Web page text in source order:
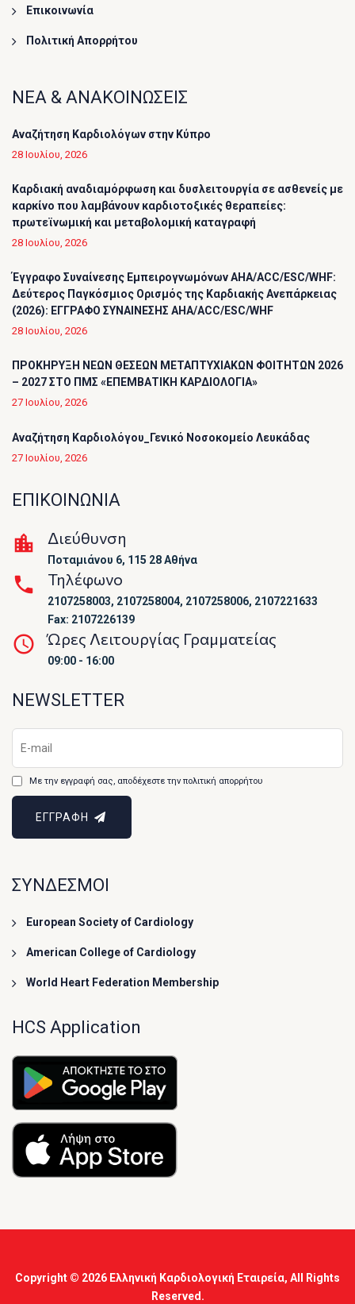
Επικοινωνία
Πολιτική Απορρήτου
ΝΕΑ & ΑΝΑΚΟΙΝΩΣΕΙΣ
Αναζήτηση Καρδιολόγων στην Κύπρο
28 Ιουλίου, 2026
Καρδιακή αναδιαμόρφωση και δυσλειτουργία σε ασθενείς με
καρκίνο που λαμβάνουν καρδιοτοξικές θεραπείες:
πρωτεϊνωμική και μεταβολομική καταγραφή
28 Ιουλίου, 2026
Έγγραφο Συναίνεσης Εμπειρογνωμόνων AHA/ACC/ESC/WHF:
Δεύτερος Παγκόσμιος Ορισμός της Καρδιακής Ανεπάρκειας
(2026): ΕΓΓΡΑΦΟ ΣΥΝΑΙΝΕΣΗΣ AHA/ACC/ESC/WHF
28 Ιουλίου, 2026
ΠΡΟΚΗΡΥΞΗ ΝΕΩΝ ΘΕΣΕΩΝ ΜΕΤΑΠΤΥΧΙΑΚΩΝ ΦΟΙΤΗΤΩΝ 2026
– 2027 ΣΤΟ ΠΜΣ «ΕΠΕΜΒΑΤΙΚΗ ΚΑΡΔΙΟΛΟΓΙΑ»
27 Ιουλίου, 2026
Αναζήτηση Καρδιολόγου_Γενικό Νοσοκομείο Λευκάδας
27 Ιουλίου, 2026
ΕΠΙΚΟΙΝΩΝΙΑ
Διεύθυνση
Ποταμιάνου 6, 115 28 Αθήνα
Τηλέφωνο
2107258003, 2107258004, 2107258006, 2107221633
Fax: 2107226139
Ώρες Λειτουργίας Γραμματείας
09:00 - 16:00
NEWSLETTER
Με την εγγραφή σας, αποδέχεστε την πολιτική απορρήτου
ΕΓΓΡΑΦΗ
ΣΥΝΔΕΣΜΟΙ
European Society of Cardiology
American College of Cardiology
World Heart Federation Membership
HCS Application
Copyright © 2026 Ελληνική Καρδιολογική Εταιρεία, All Rights
Reserved.